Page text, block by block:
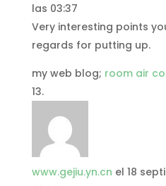
las 03:37
Very interesting points
regards for putting up.
my web blog; room air
www.gejiu.yn.cn el 18